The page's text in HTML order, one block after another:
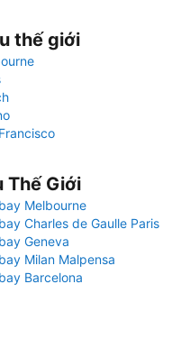
thế giới
Thế Giới
Melbourne
Charles de Gaulle Paris
Geneva
Milan Malpensa
Barcelona